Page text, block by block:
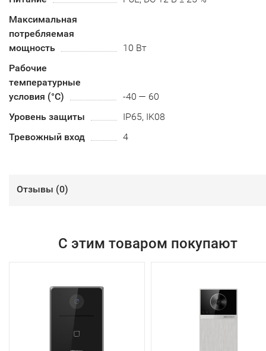
Максимальная
потребляемая
мощность
10 Вт
Рабочие
температурные
условия (°С)
-40 — 60
Уровень защиты
IP65, IK08
Тревожный вход
4
Отзывы (0)
С этим товаром покупают